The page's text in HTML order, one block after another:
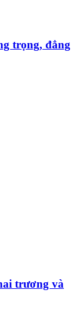
trọng, đẳng
trương và